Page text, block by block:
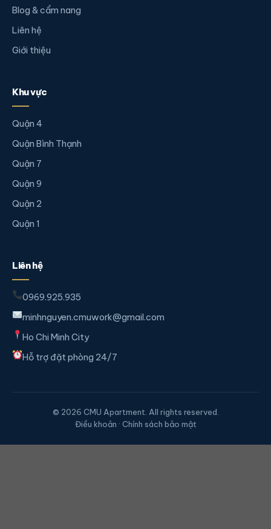
Blog & cẩm nang
Liên hệ
Giới thiệu
Khu vực
Quận 4
Quận Bình Thạnh
Quận 7
Quận 9
Quận 2
Quận 1
Liên hệ
0969.925.935
minhnguyen.cmuwork@gmail.com
Ho Chi Minh City
Hỗ trợ đặt phòng 24/7
© 2026 CMU Apartment. All rights reserved.
Điều khoản · Chính sách bảo mật